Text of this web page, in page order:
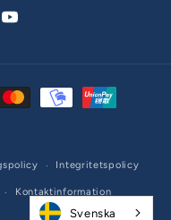
YouTube
Integritetspolicy
Kontaktinformation
Svenska